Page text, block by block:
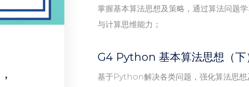
掌握基本算法思想及策略，通过算法问题
与计算思维能力；
G4 Python 基本算法思想（下
基于Python解决各类问题，强化算法思